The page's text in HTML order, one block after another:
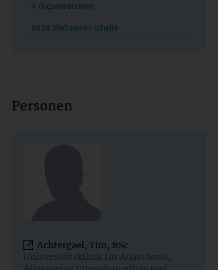
4 Organisationen
5828 Webseiten-Inhalte
Personen
Achtergael, Tim, BSc
Universitätsklinik für Anästhesie,